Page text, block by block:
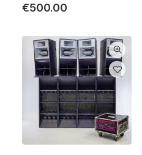
€500.00